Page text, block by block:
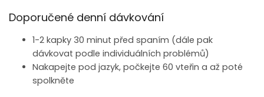
Doporučené denní dávkování
1-2 kapky 30 minut před spaním (dále pak
dávkovat podle individuálních problémů)
Nakapejte pod jazyk, počkejte 60 vteřin a až poté
spolkněte